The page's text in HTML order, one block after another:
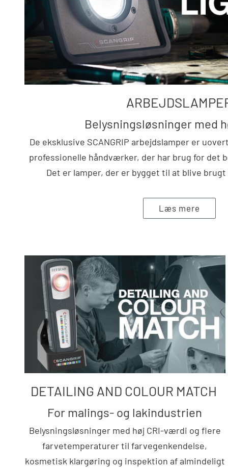
Belysningsløsninger med
De eksklusive SCANGRIP arbejdslamper er
professionelle håndværker, der har brug for det
Det er lamper, der er bygget til at blive
Læs mere
DETAILING AND COLOUR MATCH
For malings- og lakindustrien
Belysningsløsninger med høj CRI-værdi og flere
farvetemperaturer til farvegenkendelse,
kosmetisk klargøring og inspektion af almindeligt